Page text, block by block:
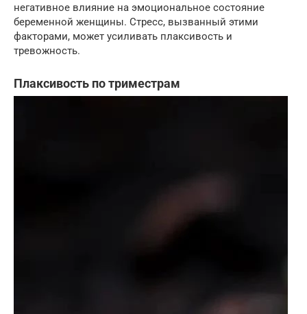
негативное влияние на эмоциональное состояние
беременной женщины. Стресс, вызванный этими
факторами, может усиливать плаксивость и
тревожность.
Плаксивость по триместрам